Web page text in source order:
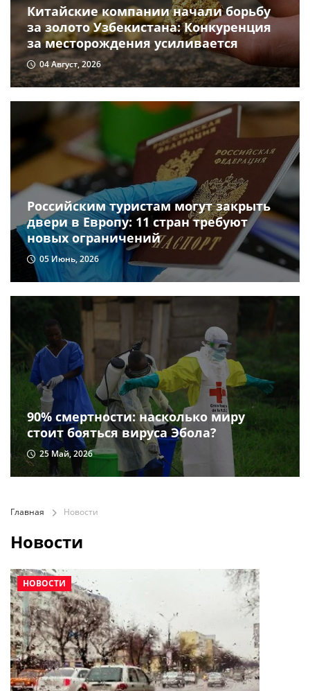
Китайские компании начали борьбу
за золото Узбекистана: Конкуренция
за месторождения усиливается
04 Август, 2026
Российским туристам могут закрыть
двери в Европу: 11 стран требуют
новых ограничений
05 Июнь, 2026
90% смертности: насколько миру
стоит бояться вируса Эбола?
25 Май, 2026
Главная Новости
Новости
НОВОСТИ